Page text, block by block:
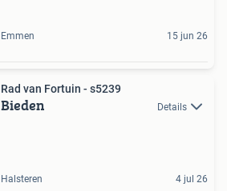
Emmen 15 jun 26
Rad van Fortuin - s5239
Bieden Details
Halsteren 4 jul 26